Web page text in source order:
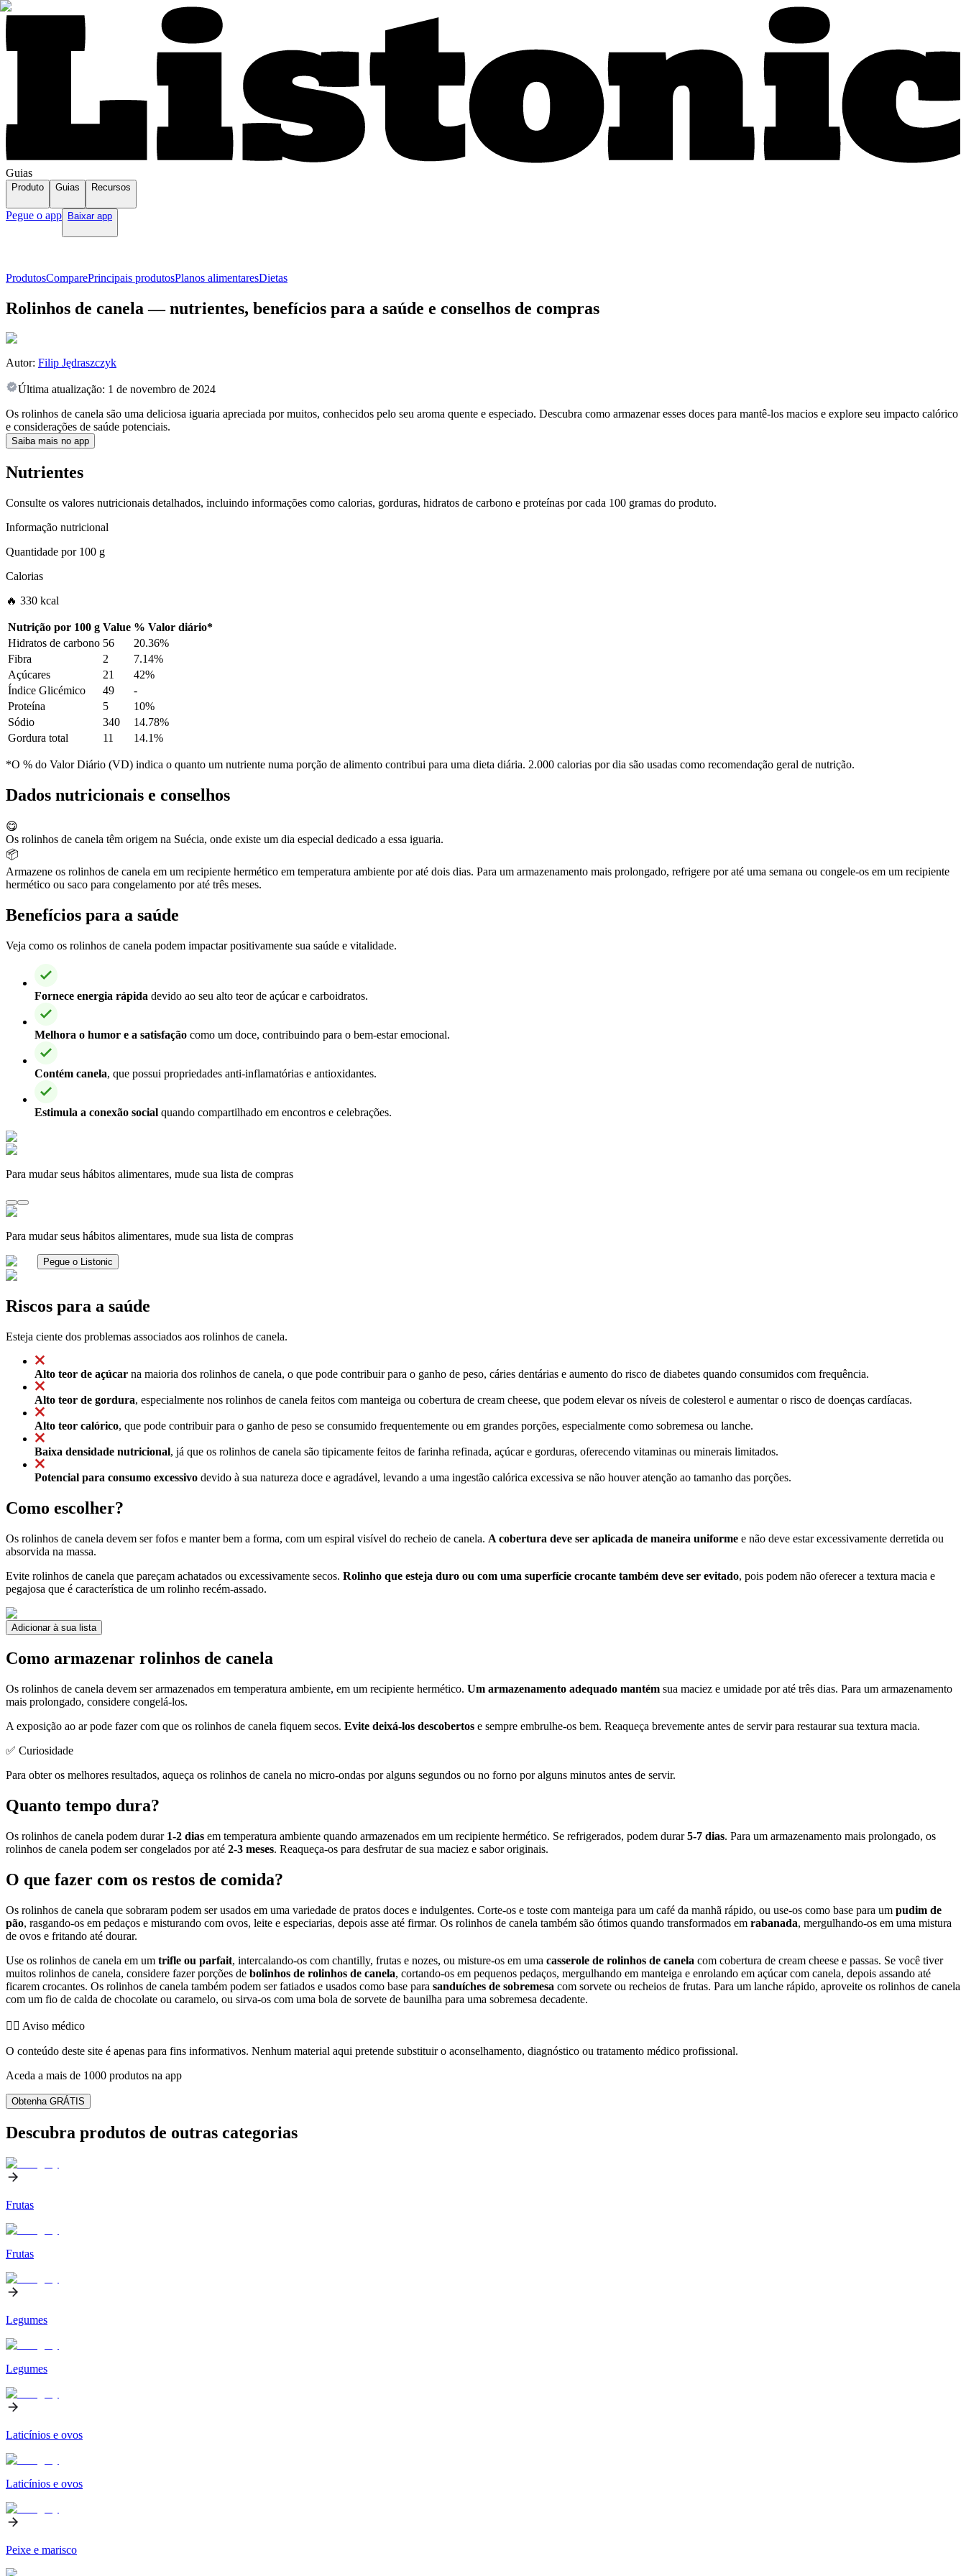
Guias
Produto Guias Recursos
Pegue o app Baixar app
ProdutosComparePrincipais produtosPlanos alimentaresDietas
Rolinhos de canela — nutrientes, benefícios para a saúde e conselhos de compras
Autor: Filip Jędraszczyk
Última atualização: 1 de novembro de 2024
Os rolinhos de canela são uma deliciosa iguaria apreciada por muitos, conhecidos pelo seu aroma quente e especiado. Descubra como armazenar esses doces para mantê-los macios e explore seu impacto calórico
e considerações de saúde potenciais.
Saiba mais no app
Nutrientes
Consulte os valores nutricionais detalhados, incluindo informações como calorias, gorduras, hidratos de carbono e proteínas por cada 100 gramas do produto.
Informação nutricional
Quantidade por100 g
Calorias
🔥 330 kcal
Nutrição por 100 g Value % Valor diário*
Hidratos de carbono 56
20.36%
Fibra
2
7.14%
Açúcares
21
42%
Índice Glicémico
49
-
Proteína
5
10%
Sódio
340
14.78%
Gordura total
11 14.1%
*O % do Valor Diário (VD) indica o quanto um nutriente numa porção de alimento contribui para uma dieta diária. 2.000 calorias por dia são usadas como recomendação geral de nutrição.
Dados nutricionais e conselhos
😋
Os rolinhos de canela têm origem na Suécia, onde existe um dia especial dedicado a essa iguaria.
📦
Armazene os rolinhos de canela em um recipiente hermético em temperatura ambiente por até dois dias. Para um armazenamento mais prolongado, refrigere por até uma semana ou congele-os em um recipiente
hermético ou saco para congelamento por até três meses.
Benefícios para a saúde
Veja como os rolinhos de canela podem impactar positivamente sua saúde e vitalidade.
Fornece energia rápida devido ao seu alto teor de açúcar e carboidratos.
Melhora o humor e a satisfação como um doce, contribuindo para o bem-estar emocional.
Contém canela, que possui propriedades anti-inflamatórias e antioxidantes.
Estimula a conexão social quando compartilhado em encontros e celebrações.
Para mudar seus hábitos alimentares, mude sua lista de compras
Para mudar seus hábitos alimentares, mude sua lista de compras
Pegue o Listonic
Riscos para a saúde
Esteja ciente dos problemas associados aos rolinhos de canela.
Alto teor de açúcar na maioria dos rolinhos de canela, o que pode contribuir para o ganho de peso, cáries dentárias e aumento do risco de diabetes quando consumidos com frequência.
Alto teor de gordura, especialmente nos rolinhos de canela feitos com manteiga ou cobertura de cream cheese, que podem elevar os níveis de colesterol e aumentar o risco de doenças cardíacas.
Alto teor calórico, que pode contribuir para o ganho de peso se consumido frequentemente ou em grandes porções, especialmente como sobremesa ou lanche.
Baixa densidade nutricional, já que os rolinhos de canela são tipicamente feitos de farinha refinada, açúcar e gorduras, oferecendo vitaminas ou minerais limitados.
Potencial para consumo excessivo devido à sua natureza doce e agradável, levando a uma ingestão calórica excessiva se não houver atenção ao tamanho das porções.
Como escolher?
Os rolinhos de canela devem ser fofos e manter bem a forma, com um espiral visível do recheio de canela. A cobertura deve ser aplicada de maneira uniforme e não deve estar excessivamente derretida ou
absorvida na massa.
Evite rolinhos de canela que pareçam achatados ou excessivamente secos. Rolinho que esteja duro ou com uma superfície crocante também deve ser evitado, pois podem não oferecer a textura macia e
pegajosa que é característica de um rolinho recém-assado.
Adicionar à sua lista
Como armazenar rolinhos de canela
Os rolinhos de canela devem ser armazenados em temperatura ambiente, em um recipiente hermético. Um armazenamento adequado mantém sua maciez e umidade por até três dias. Para um armazenamento
mais prolongado, considere congelá-los.
A exposição ao ar pode fazer com que os rolinhos de canela fiquem secos. Evite deixá-los descobertos e sempre embrulhe-os bem. Reaqueça brevemente antes de servir para restaurar sua textura macia.
✅ Curiosidade
Para obter os melhores resultados, aqueça os rolinhos de canela no micro-ondas por alguns segundos ou no forno por alguns minutos antes de servir.
Quanto tempo dura?
Os rolinhos de canela podem durar 1-2 dias em temperatura ambiente quando armazenados em um recipiente hermético. Se refrigerados, podem durar5-7 dias. Para um armazenamento mais prolongado, os
rolinhos de canela podem ser congelados por até 2-3 meses. Reaqueça-os para desfrutar de sua maciez e sabor originais.
O que fazer com os restos de comida?
Os rolinhos de canela que sobraram podem ser usados em uma variedade de pratos doces e indulgentes. Corte-os e toste com manteiga para um café da manhã rápido, ou use-os como base para um pudim de
pão, rasgando-os em pedaços e misturando com ovos, leite e especiarias, depois asse até firmar. Os rolinhos de canela também são ótimos quando transformados em rabanada, mergulhando-os em uma mistura
de ovos e fritando até dourar.
Use os rolinhos de canela em um trifle ou parfait, intercalando-os com chantilly, frutas e nozes, ou misture-os em uma casserole de rolinhos de canela com cobertura de cream cheese e passas. Se você tiver
muitos rolinhos de canela, considere fazer porções de bolinhos de rolinhos de canela, cortando-os em pequenos pedaços, mergulhando em manteiga e enrolando em açúcar com canela, depois assando até
ficarem crocantes. Os rolinhos de canela também podem ser fatiados e usados como base para sanduíches de sobremesa com sorvete ou recheios de frutas. Para um lanche rápido, aproveite os rolinhos de canela
com um fio de calda de chocolate ou caramelo, ou sirva-os com uma bola de sorvete de baunilha para uma sobremesa decadente.
👨‍⚕️️ Aviso médico
O conteúdo deste site é apenas para fins informativos. Nenhum material aqui pretende substituir o aconselhamento, diagnóstico ou tratamento médico profissional.
Aceda a mais de 1000 produtos na app
Obtenha GRÁTIS
Descubra produtos de outras categorias
Frutas
Frutas
Legumes
Legumes
Laticínios e ovos
Laticínios e ovos
Peixe e marisco